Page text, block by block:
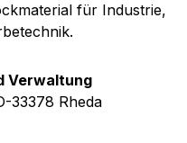
für Industrie,
Verwaltung
33378 Rheda